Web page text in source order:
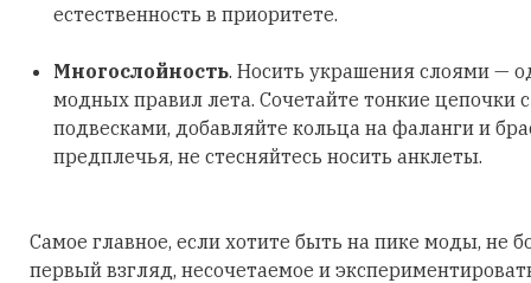
естественность в приоритете.
Многослойность. Носить украшения слоями —
модных правил лета. Сочетайте тонкие цепочки
подвесками, добавляйте кольца на фаланги и
предплечья, не стесняйтесь носить анклеты.
Самое главное, если хотите быть на пике моды, не
первый взгляд, несочетаемое и